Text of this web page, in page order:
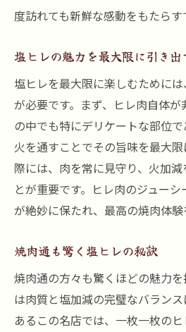
黒川駅で発見塩ヒレ焼肉の
焼肉の新しい可能性を
黒川駅でしか得られな
塩ヒレがもたらす至福
隠れた名店で体感する
塩ヒレ焼肉で贅沢な時
度訪れても新鮮な感動をもたらす
塩ヒレの魅力を最大限に引き出
塩ヒレを最大限に楽しむために
が必要です。まず、ヒレ肉自体
の中でも特にデリケートな部位
火を通すことでその旨味を最大
際には、肉を常に見守り、火加
とが重要です。ヒレ肉のジュー
が絶妙に保たれ、最高の焼肉体験
焼肉通も驚く塩ヒレの秘訣
焼肉通の方々も驚くほどの魅力
は肉質と塩加減の完璧なバラン
あるこの名店では、一枚一枚の